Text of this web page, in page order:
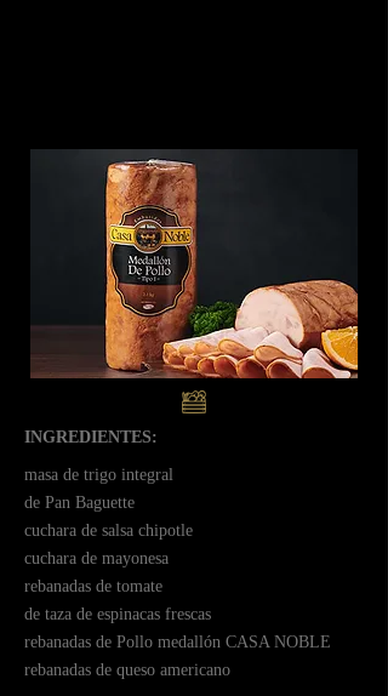
INGREDIENTES:
ㅤmasa de trigo integral
ㅤㅤㅤde Pan Baguette
ㅤcuchara de salsa chipotle
ㅤcuchara de mayonesa
ㅤrebanadas de tomate
ㅤde taza de espinacas frescas
ㅤrebanadas de Pollo medallón CASA NOBLE
ㅤrebanadas de queso americano